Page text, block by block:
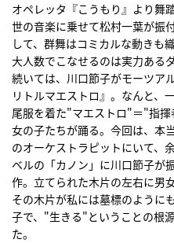
オペレッタ『こうもり』より舞
世の音楽に乗せて松村一葉が振
して、群舞はコミカルな動き
大人数でこなせるのは実力ある
続いては、川口節子がモーツア
リトルマエストロ』。なんと、
尾服を着た"マエストロ"＝"指
女の子たちが踊る。今回は、本
のオーケストラピットにいて、
ベルの「カノン」に川口節子が
作。立てられた木片の左右に男
その木片が私には墓標のように
子で、"生きる"ということの根
た。